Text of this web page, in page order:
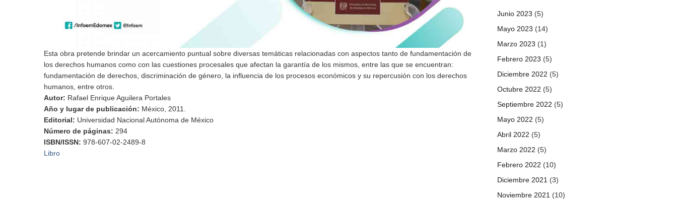
Esta obra pretende brindar un acercamiento puntual sobre diversas temáticas relacionadas con aspectos tanto de fundamentación de
los derechos humanos como con las cuestiones procesales que afectan la garantía de los mismos, entre las que se encuentran:
fundamentación de derechos, discriminación de género, la influencia de los procesos económicos y su repercusión con los derechos
humanos, entre otros.
Autor: Rafael Enrique Aguilera Portales
Año y lugar de publicación: México, 2011.
Editorial: Universidad Nacional Autónoma de México
Número de páginas: 294
ISBN/ISSN: 978-607-02-2489-8
Libro
Junio 2023 (5)
Mayo 2023 (14)
Marzo 2023 (1)
Febrero 2023 (5)
Diciembre 2022 (5)
Octubre 2022 (5)
Septiembre 2022 (5)
Mayo 2022 (5)
Abril 2022 (5)
Marzo 2022 (5)
Febrero 2022 (10)
Diciembre 2021 (3)
Noviembre 2021 (10)